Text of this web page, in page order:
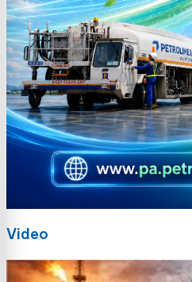
Video